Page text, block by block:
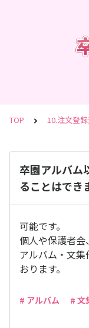
TOP 10.注文登
卒園アルバム
ることはでき
可能です。
個人や保護者
アルバム・文
おります。
# アルバム # 文